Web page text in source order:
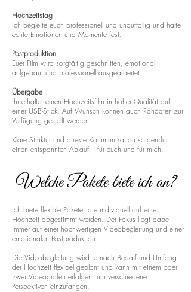
Hochzeitstag
Ich begleite euch professionell und unauffällig und halte
echte Emotionen und Momente fest.
Postproduktion
Euer Film wird sorgfältig geschnitten, emotional
aufgebaut und professionell ausgearbeitet.
Übergabe
Ihr erhaltet euren Hochzeitsfilm in hoher Qualität auf
einer USB-Stick. Auf Wunsch können auch Rohdaten zur
Verfügung gestellt werden.
Klare Struktur und direkte Kommunikation sorgen für
einen entspannten Ablauf – für euch und für mich.
Welche Pakete biete ich an?
Ich biete flexible Pakete, die individuell auf eure
Hochzeit abgestimmt werden. Der Fokus liegt dabei
immer auf einer hochwertigen Videobegleitung und einer
emotionalen Postproduktion.
Die Videobegleitung wird je nach Bedarf und Umfang
der Hochzeit flexibel geplant und kann mit einem oder
zwei Videografen erfolgen, um verschiedene
Perspektiven einzufangen.